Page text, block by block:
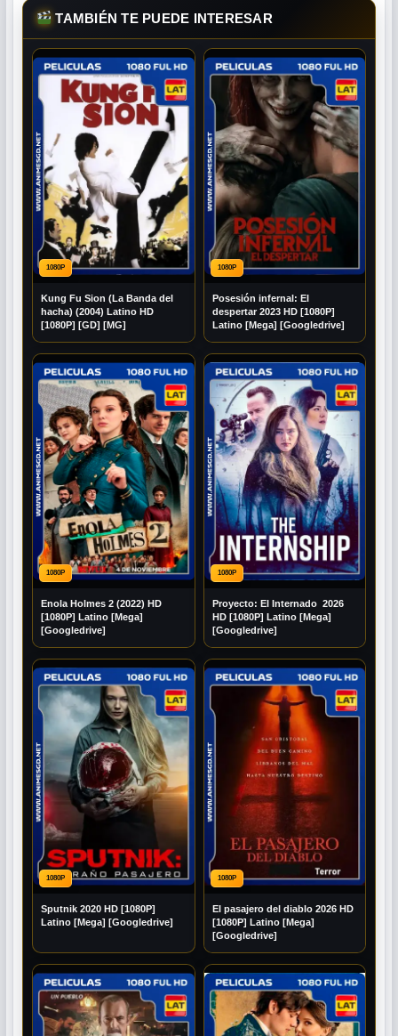
TAMBIÉN TE PUEDE INTERESAR
1080P
Kung Fu Sion (La Banda del
hacha) (2004) Latino HD
[1080P] [GD] [MG]
1080P
Posesión infernal: El
despertar 2023 HD [1080P]
Latino [Mega] [Googledrive]
1080P
Enola Holmes 2 (2022) HD
[1080P] Latino [Mega]
[Googledrive]
1080P
Proyecto: El Internado 2026
HD [1080P] Latino [Mega]
[Googledrive]
1080P
Sputnik 2020 HD [1080P]
Latino [Mega] [Googledrive]
1080P
El pasajero del diablo 2026 HD
[1080P] Latino [Mega]
[Googledrive]